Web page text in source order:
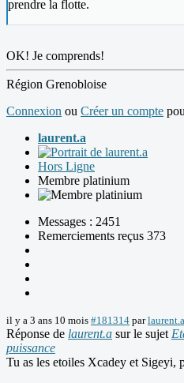
prendre la flotte.
OK! Je comprends!
Région Grenobloise
Connexion ou Créer un compte
laurent.a
Hors Ligne
Membre platinium
Messages : 2451
Remerciements reçus 373
il y a 3 ans 10 mois #181314 parlaurent.a
Réponse de laurent.a sur le sujet
puissance
Tu as les etoiles Xcadey et Sigeyi,